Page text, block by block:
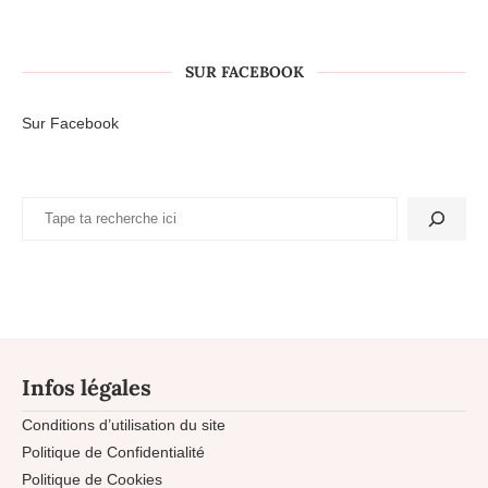
SUR FACEBOOK
Sur Facebook
Infos légales
Conditions d’utilisation du site
Politique de Confidentialité
Politique de Cookies